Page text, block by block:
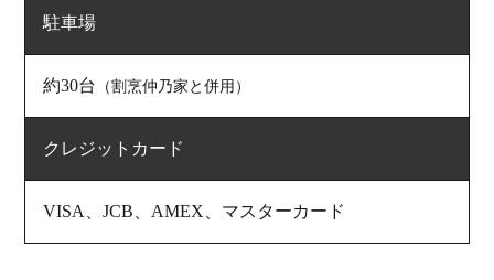
駐車場
約30台 （割烹仲乃家と併用）
クレジットカード
VISA、JCB、AMEX、マスターカード